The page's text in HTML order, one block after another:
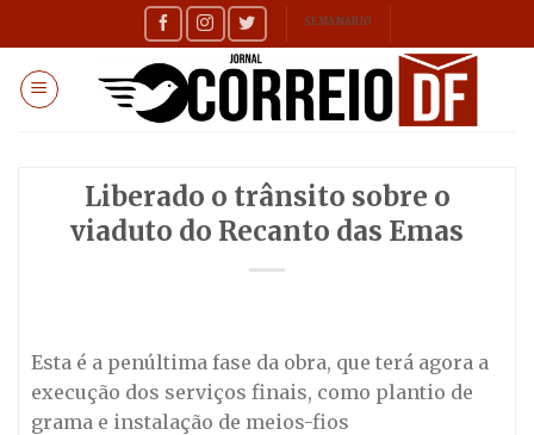
to
content
SEMANÁRIO
Liberado o trânsito sobre o
viaduto do Recanto das Emas
Esta é a penúltima fase da obra, que terá agora a
execução dos serviços finais, como plantio de
grama e instalação de meios-fios